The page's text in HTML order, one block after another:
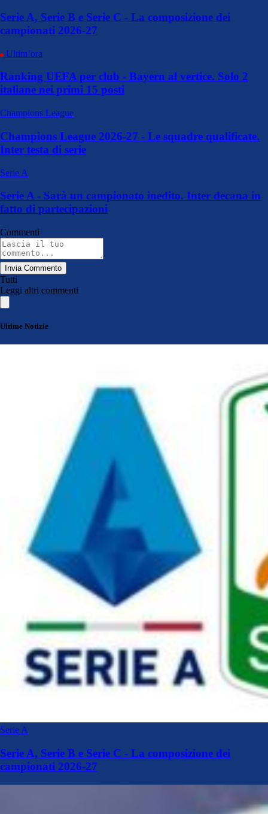
Serie A, Serie B e Serie C - La composizione dei
campionati 2026-27
Ultim’ora
Ranking UEFA per club - Bayern al vertice. Solo 2
italiane nei primi 15 posti
Champions League
Champions League 2026-27 - Le squadre qualificate.
Inter testa di serie
Serie A
Serie A - Sarà un campionato inedito. Inter decana in
fatto di partecipazioni
Commenti
Invia Commento
Tutti
Leggi altri commenti
Ultime Notizie
Serie A
Serie A, Serie B e Serie C - La composizione dei
campionati 2026-27